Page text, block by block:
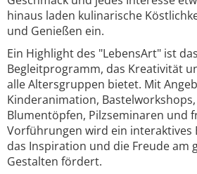
hinaus laden kulinarische
und Genießen ein.
Ein Highlight des "LebensArt" ist
Begleitprogramm, das Kreativität
alle Altersgruppen bietet. Mit
Kinderanimation,
Blumentöpfen, Pilzseminaren und
Vorführungen wird ein interaktives
das Inspiration und die Freude am
Gestalten fördert.